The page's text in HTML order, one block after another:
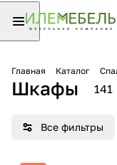
Главная Каталог
Шкафы 141
Все фильтры